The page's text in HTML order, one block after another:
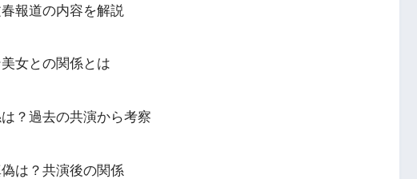
報道の内容を解説
女との関係とは
？過去の共演から考察
は？共演後の関係